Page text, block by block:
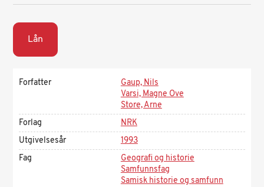
Lån
Forfatter
Gaup, Nils
Varsi, Magne Ove
Store, Arne
Forlag
NRK
Utgivelsesår
1993
Fag
Geografi og historie
Samfunnsfag
Samisk historie og samfunn